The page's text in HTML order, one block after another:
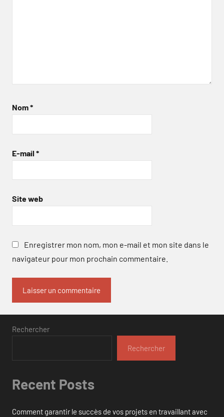
Nom*
E-mail *
Site web
Enregistrer mon nom, mon e-mail et mon site dans le
navigateur pour mon prochain commentaire.
Rechercher
Rechercher
Recent Posts
Comment garantir le succès de vos projets en travaillant avec